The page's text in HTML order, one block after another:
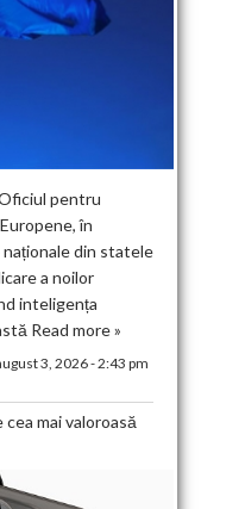
pentru
în
din statele
a noilor
inteligența
Read more »
3, 2026 - 2:43 pm
mai valoroasă